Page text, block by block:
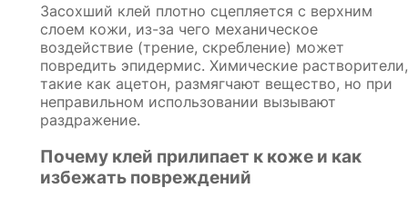
Засохший клей плотно сцепляется с верхним
слоем кожи, из-за чего механическое
воздействие (трение, скребление) может
повредить эпидермис. Химические растворители,
такие как ацетон, размягчают вещество, но при
неправильном использовании вызывают
раздражение.
Почему клей прилипает к коже и как
избежать повреждений